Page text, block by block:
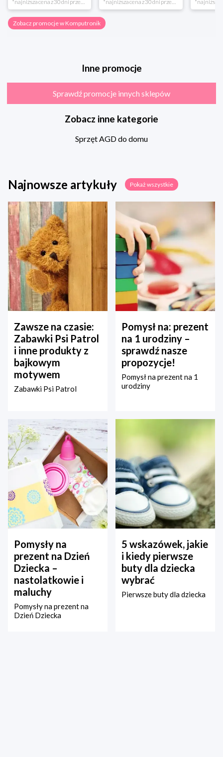
Zobacz promocje w Komputronik
Inne promocje
Sprawdź promocje innych sklepów
Zobacz inne kategorie
Sprzęt AGD do domu
Najnowsze artykuły Pokaż wszystkie
Zawsze na czasie:
Zabawki Psi Patrol
i inne produkty z
bajkowym
motywem
Zabawki Psi Patrol
Pomysł na: prezent
na 1 urodziny –
sprawdź nasze
propozycje!
Pomysł na prezent na 1
urodziny
Pomysły na
prezent na Dzień
Dziecka –
nastolatkowie i
maluchy
Pomysły na prezent na
Dzień Dziecka
5 wskazówek, jakie
i kiedy pierwsze
buty dla dziecka
wybrać
Pierwsze buty dla dziecka